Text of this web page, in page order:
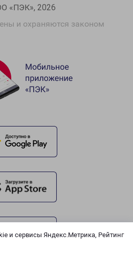
и сервисы Яндекс.Метрика, Рейтинг
«ПЭК», 2026
и охраняются законом